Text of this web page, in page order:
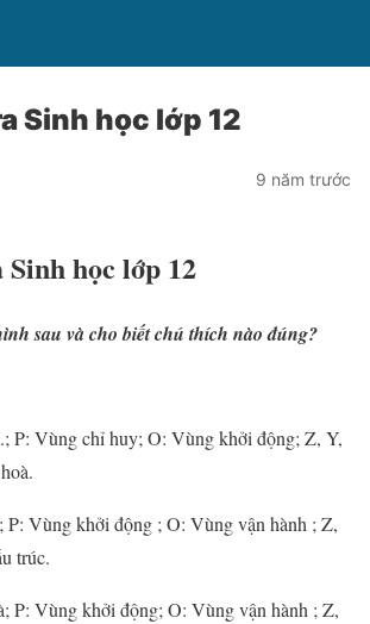
Sinh học lớp 12
9 năm trước
học lớp 12
sau và cho biết chú thích nào đúng?
P: Vùng chỉ huy; O: Vùng khởi động; Z, Y,
P: Vùng khởi động ; O: Vùng vận hành ; Z,
trúc.
P: Vùng khởi động; O: Vùng vận hành ; Z,